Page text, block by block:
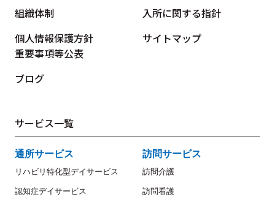
組織体制
入所に関する指針
個人情報保護方針
重要事項等公表
サイトマップ
ブログ
サービス一覧
通所サービス
リハビリ特化型デイサービス
認知症デイサービス
訪問サービス
訪問介護
訪問看護